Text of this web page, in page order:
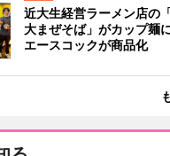
近大生経営ラーメン店の
大まぜそば」がカップ麺
エースコックが商品化